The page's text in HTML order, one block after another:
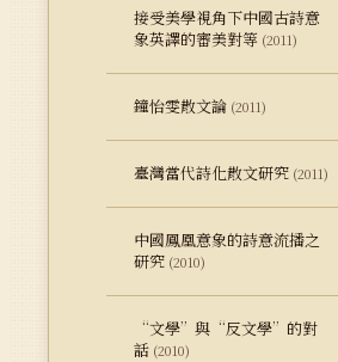
接受美學視角下中國古詩意
象英譯的審美對等 (2011)
鐘怡雯散文論 (2011)
臺灣當代詩化散文研究 (2011)
中國鳳凰意象的詩意流播之
研究 (2010)
“文學”與“反文學”的對
話 (2010)